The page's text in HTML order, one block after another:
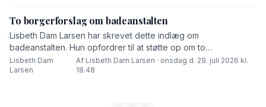
To borgerforslag om badeanstalten
Lisbeth Dam Larsen har skrevet dette indlæg om
badeanstalten. Hun opfordrer til at støtte op om to
borgerforslag.
Lisbeth Dam
Larsen
·
Af Lisbeth Dam Larsen · onsdag d. 29. juli 2026 kl.
18.48